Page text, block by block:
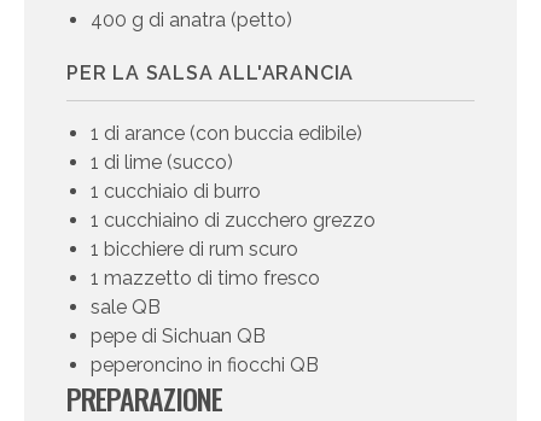
400 g di anatra (petto)
PER LA SALSA ALL'ARANCIA
1 di arance (con buccia edibile)
1 di lime (succo)
1 cucchiaio di burro
1 cucchiaino di zucchero grezzo
1 bicchiere di rum scuro
1 mazzetto di timo fresco
sale QB
pepe di Sichuan QB
peperoncino in fiocchi QB
PREPARAZIONE